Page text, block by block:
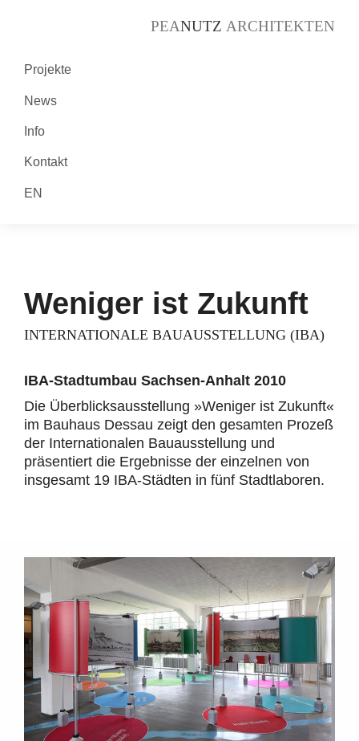
PEANUTZ ARCHITEKTEN
Projekte
News
Info
Kontakt
EN
Weniger ist Zukunft
INTERNATIONALE BAUAUSSTELLUNG (IBA)
IBA-Stadtumbau Sachsen-Anhalt 2010
Die Überblicksausstellung »Weniger ist Zukunft«
im Bauhaus Dessau zeigt den gesamten Prozeß
der Internationalen Bauausstellung und
präsentiert die Ergebnisse der einzelnen von
insgesamt 19 IBA-Städten in fünf Stadtlaboren.